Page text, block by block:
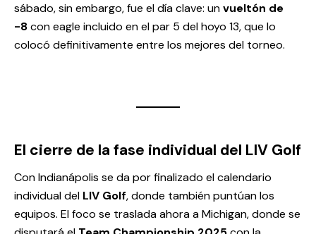
sábado, sin embargo, fue el día clave: unvueltón de
-8con eagle incluido en el par 5 del hoyo 13, que lo
colocó definitivamente entre los mejores del torneo.
El cierre de la fase individual del LIV Golf
Con Indianápolis se da por finalizado el calendario
individual del LIV Golf, donde también puntúan los
equipos. El foco se traslada ahora a Michigan, donde se